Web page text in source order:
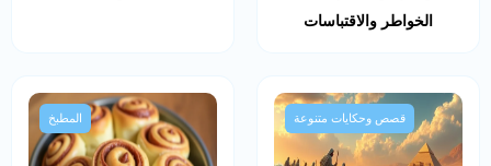
الخواطر والاقتباسات
قصص وحكايات متنوعة المطبخ